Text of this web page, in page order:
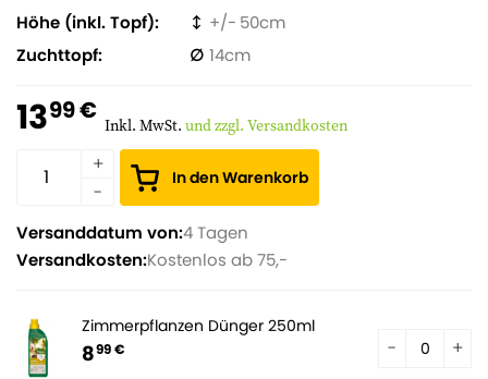
Höhe (inkl. Topf)
50
Zuchttopf
14
1399 € Inkl. MwSt. und zzgl. Versandkosten
In den Warenkorb
Versanddatum von:4 Tagen
Versandkosten:Kostenlos ab 75,-
Zimmerpflanzen Dünger 250ml
899 €